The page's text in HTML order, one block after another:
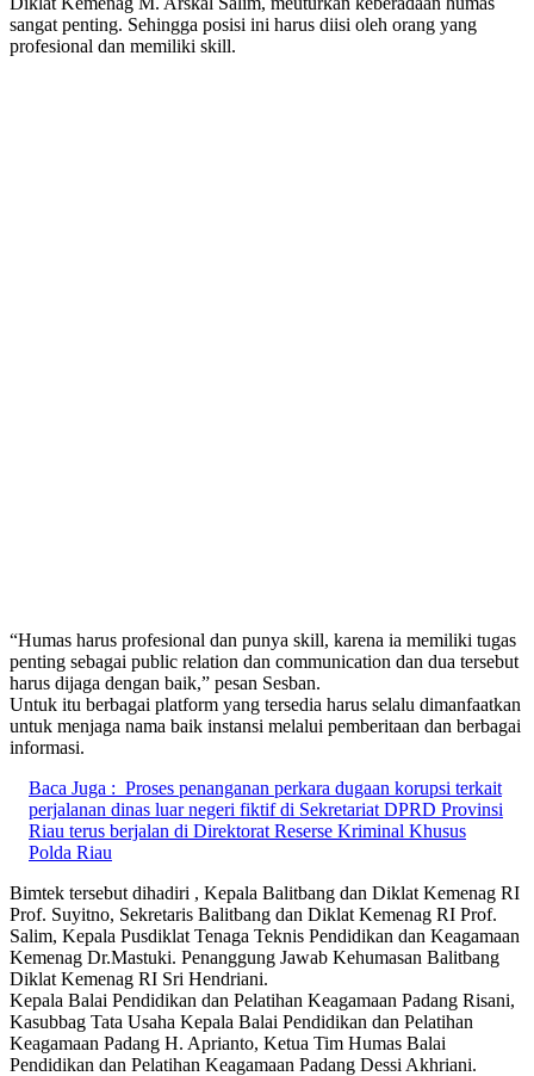
sangat penting. Sehingga posisi ini harus diisi oleh orang yang
profesional dan memiliki skill.
“Humas harus profesional dan punya skill, karena ia memiliki tugas
penting sebagai public relation dan communication dan dua tersebut
harus dijaga dengan baik,” pesan Sesban.
Untuk itu berbagai platform yang tersedia harus selalu dimanfaatkan
untuk menjaga nama baik instansi melalui pemberitaan dan berbagai
informasi.
Baca Juga : Proses penanganan perkara dugaan korupsi terkait
perjalanan dinas luar negeri fiktif di Sekretariat DPRD Provinsi
Riau terus berjalan di Direktorat Reserse Kriminal Khusus
Polda Riau
Bimtek tersebut dihadiri , Kepala Balitbang dan Diklat Kemenag RI
Prof. Suyitno, Sekretaris Balitbang dan Diklat Kemenag RI Prof.
Salim, Kepala Pusdiklat Tenaga Teknis Pendidikan dan Keagamaan
Kemenag Dr.Mastuki. Penanggung Jawab Kehumasan Balitbang
Diklat Kemenag RI Sri Hendriani.
Kepala Balai Pendidikan dan Pelatihan Keagamaan Padang Risani,
Kasubbag Tata Usaha Kepala Balai Pendidikan dan Pelatihan
Keagamaan Padang H. Aprianto, Ketua Tim Humas Balai
Pendidikan dan Pelatihan Keagamaan Padang Dessi Akhriani.